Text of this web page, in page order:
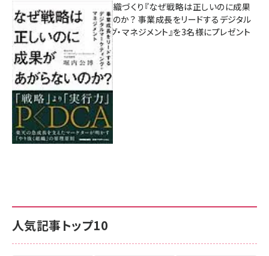
人気記事トップ10
成果を生む組織づくり『なぜ戦略は正しいのに成果
があがらないのか？ 事業成長をリードするデジタル
マーケティング・マネジメント』を3名様にプレゼント
8月7日 10:00